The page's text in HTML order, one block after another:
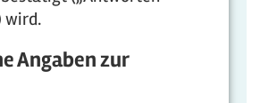
wird.
Angaben zur